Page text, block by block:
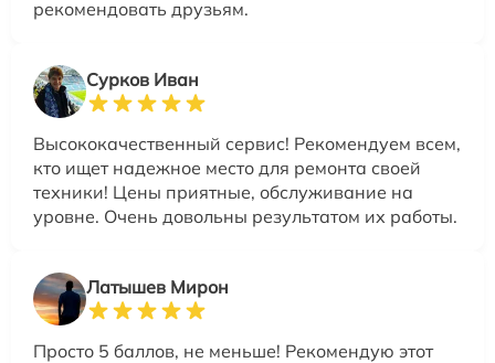
рекомендовать друзьям.
Сурков Иван
Высококачественный сервис! Рекомендуем всем,
кто ищет надежное место для ремонта своей
техники! Цены приятные, обслуживание на
уровне. Очень довольны результатом их работы.
Латышев Мирон
Просто 5 баллов, не меньше! Рекомендую этот